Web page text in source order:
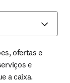
ofertas e
e
new tab/window
a caixa.